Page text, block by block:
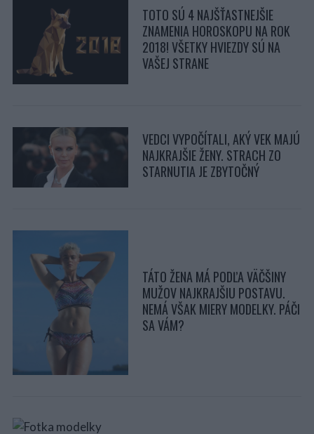
TOTO SÚ 4 NAJŠŤASTNEJŠIE
ZNAMENIA HOROSKOPU NA ROK
2018! VŠETKY HVIEZDY SÚ NA
VAŠEJ STRANE
VEDCI VYPOČÍTALI, AKÝ VEK MAJÚ
NAJKRAJŠIE ŽENY. STRACH ZO
STARNUTIA JE ZBYTOČNÝ
TÁTO ŽENA MÁ PODĽA VÄČŠINY
MUŽOV NAJKRAJŠIU POSTAVU.
NEMÁ VŠAK MIERY MODELKY. PÁČI
SA VÁM?
S
a
r
c
o